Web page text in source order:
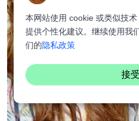
本网站使用 cookie 或类似技
提供个性化建议。继续使用我
们的隐私政策
接受